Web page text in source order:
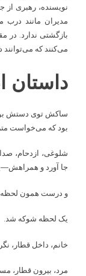
نویسنده، رهبری
مدیران مانند
بازگشتی ندارد. در
می‌کنند که
داستان
ساکش توی دستش
بود که می‌خواست
شلوغی، ازدحام،
جا آورد و
و درست همون
یک لحظه شوکه شد.
خانم، داخل قطار،
مرد، بیرون قطار،